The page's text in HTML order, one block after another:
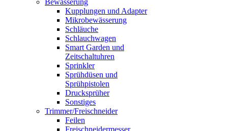
Bewässerung
Kupplungen und Adapter
Mikrobewässerung
Schläuche
Schlauchwagen
Smart Garden und
Zeitschaltuhren
Sprinkler
Sprühdüsen und
Sprühpistolen
Drucksprüher
Sonstiges
Trimmer/Freischneider
Feilen
Freischneidermesser